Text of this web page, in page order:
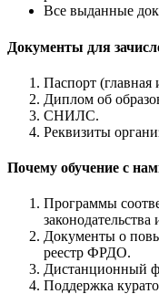
Все выданные
Документы для
Паспорт (главная
Диплом об
СНИЛС.
Реквизиты
Почему обучение с
Программы
Документы о
реестр ФРДО.
Дистанционный
Поддержка